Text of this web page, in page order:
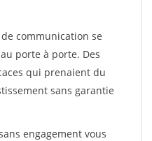
communication se
porte à porte. Des
qui prenaient du
sans garantie
engagement vous